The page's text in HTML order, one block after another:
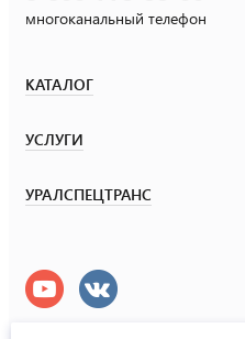
многоканальный телефон
КАТАЛОГ
УСЛУГИ
УРАЛСПЕЦТРАНС